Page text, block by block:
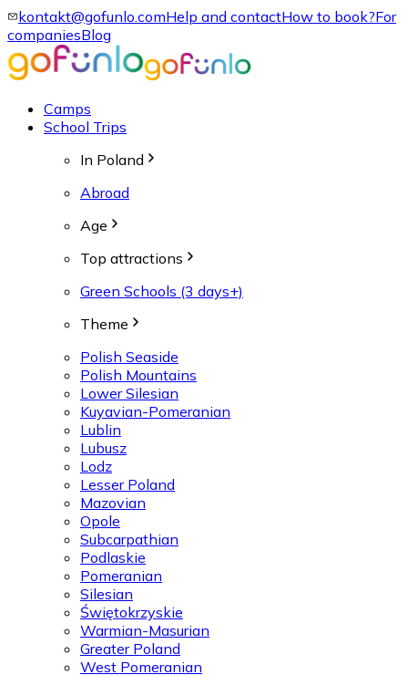
kontakt@gofunlo.comHelp and contactHow to book?For
companiesBlog
Camps
School Trips
In Poland
Abroad
Age
Top attractions
Green Schools (3 days+)
Theme
Polish Seaside
Polish Mountains
Lower Silesian
Kuyavian-Pomeranian
Lublin
Lubusz
Lodz
Lesser Poland
Mazovian
Opole
Subcarpathian
Podlaskie
Pomeranian
Silesian
Świętokrzyskie
Warmian-Masurian
Greater Poland
West Pomeranian